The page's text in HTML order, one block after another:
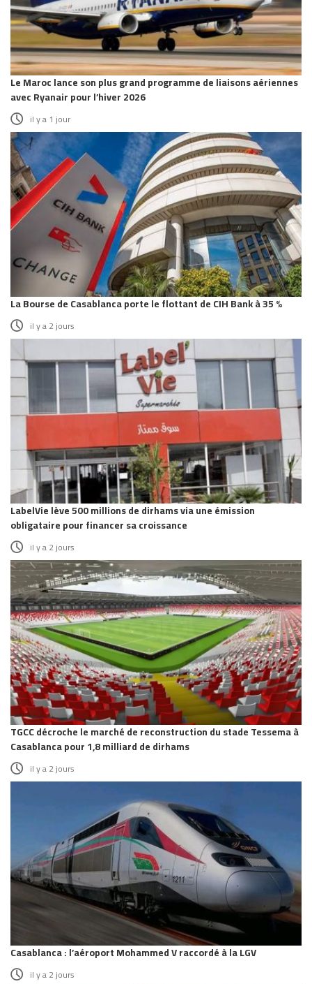
Le Maroc lance son plus grand programme de liaisons aériennes
avec Ryanair pour l’hiver 2026
il y a 1 jour
La Bourse de Casablanca porte le flottant de CIH Bank à 35 %
il y a 2 jours
LabelVie lève 500 millions de dirhams via une émission
obligataire pour financer sa croissance
il y a 2 jours
TGCC décroche le marché de reconstruction du stade Tessema à
Casablanca pour 1,8 milliard de dirhams
il y a 2 jours
Casablanca : l’aéroport Mohammed V raccordé à la LGV
il y a 2 jours